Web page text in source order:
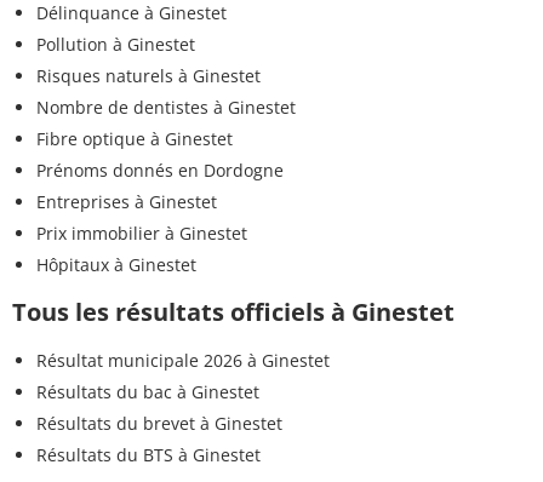
Délinquance à Ginestet
Pollution à Ginestet
Risques naturels à Ginestet
Nombre de dentistes à Ginestet
Fibre optique à Ginestet
Prénoms donnés en Dordogne
Entreprises à Ginestet
Prix immobilier à Ginestet
Hôpitaux à Ginestet
Tous les résultats officiels à Ginestet
Résultat municipale 2026 à Ginestet
Résultats du bac à Ginestet
Résultats du brevet à Ginestet
Résultats du BTS à Ginestet